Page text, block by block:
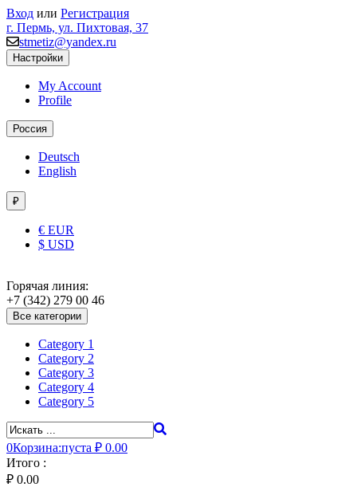
Вход или Регистрация
г. Пермь, ул. Пихтовая, 37
stmetiz@yandex.ru
Настройки
My Account
Profile
Россия
Deutsch
English
₽
€ EUR
$ USD
Горячая линия:
+7 (342) 279 00 46
Все категории
Category 1
Category 2
Category 3
Category 4
Category 5
0Корзина:пуста ₽ 0.00
Итого :
₽ 0.00